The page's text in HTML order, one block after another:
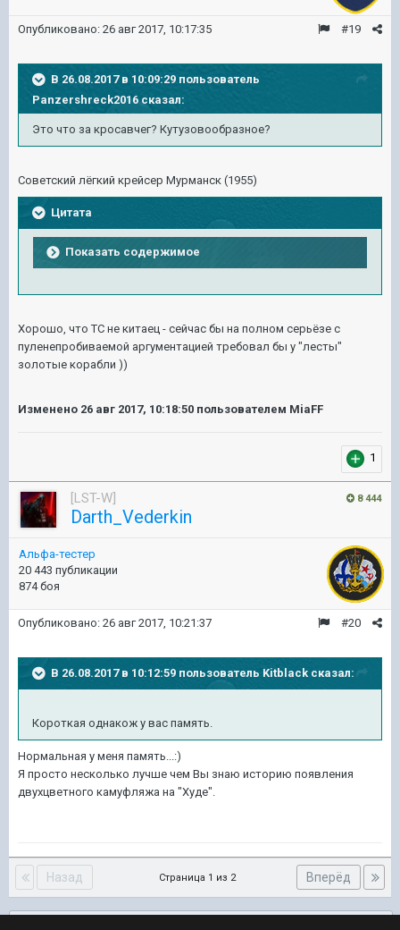
#19
Опубликовано: 26 авг 2017, 10:17:35
В 26.08.2017 в 10:09:29 пользователь
Panzershreck2016 сказал:
Это что за кросавчег? Кутузовообразное?
Советский лёгкий крейсер Мурманск (1955)
Цитата
Показать содержимое
Хорошо, что ТС не китаец - сейчас бы на полном серьёзе с
пуленепробиваемой аргументацией требовал бы у "лесты"
золотые корабли ))
Изменено 26 авг 2017, 10:18:50 пользователем MiaFF
1
8 444
[LST-W]
Darth_Vederkin
Альфа-тестер
20 443 публикации
874 боя
#20
Опубликовано: 26 авг 2017, 10:21:37
В 26.08.2017 в 10:12:59 пользователь Kitblack сказал:
Короткая однакож у вас память.
Нормальная у меня память...:)
Я просто несколько лучше чем Вы знаю историю появления
двухцветного камуфляжа на "Худе".
Назад Вперёд
Страница 1 из 2